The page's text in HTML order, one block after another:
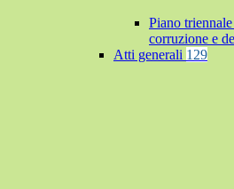
Piano
corruzione e
Atti generali 129